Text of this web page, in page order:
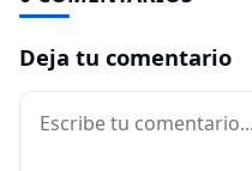
Deja tu comentario
Comentario